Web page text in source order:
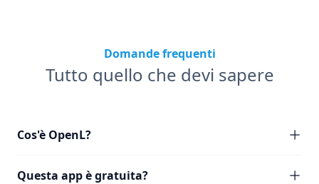
Domande frequenti
Tutto quello che devi sapere
Cos'è OpenL?
Questa app è gratuita?